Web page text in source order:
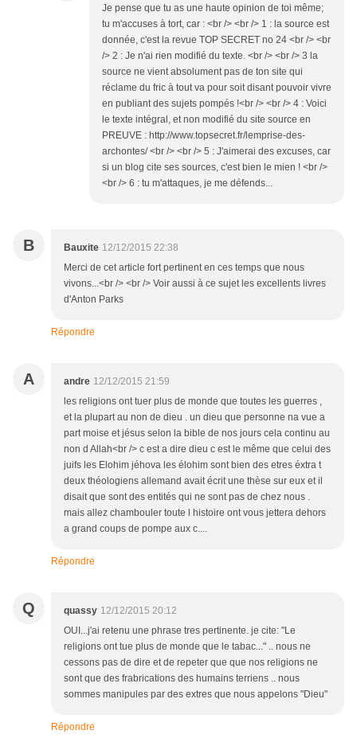
Je pense que tu as une haute opinion de toi même;
tu m'accuses à tort, car : <br /> <br /> 1 : la source est
donnée, c'est la revue TOP SECRET no 24 <br /> <br
/> 2 : Je n'ai rien modifié du texte. <br /> <br /> 3 la
source ne vient absolument pas de ton site qui
réclame du fric à tout va pour soit disant pouvoir vivre
en publiant des sujets pompés !<br /> <br /> 4 : Voici
le texte intégral, et non modifié du site source en
PREUVE : http://www.topsecret.fr/lemprise-des-
archontes/ <br /> <br /> 5 : J'aimerai des excuses, car
si un blog cite ses sources, c'est bien le mien ! <br />
<br /> 6 : tu m'attaques, je me défends...
B Bauxite 12/12/2015 22:38
Merci de cet article fort pertinent en ces temps que nous
vivons...<br /> <br /> Voir aussi à ce sujet les excellents livres
d'Anton Parks
Répondre
A andre 12/12/2015 21:59
les religions ont tuer plus de monde que toutes les guerres ,
et la plupart au non de dieu . un dieu que personne na vue a
part moise et jésus selon la bible de nos jours cela continu au
non d Allah<br /> c est a dire dieu c est le même que celui des
juifs les Elohim jéhova les élohim sont bien des etres éxtra t
deux théologiens allemand avait écrit une thèse sur eux et il
disait que sont des entités qui ne sont pas de chez nous .
mais allez chambouler toute l histoire ont vous jettera dehors
a grand coups de pompe aux c....
Répondre
Q quassy 12/12/2015 20:12
OUI...j'ai retenu une phrase tres pertinente. je cite: "Le
religions ont tue plus de monde que le tabac..." .. nous ne
cessons pas de dire et de repeter que que nos religions ne
sont que des frabrications des humains terriens .. nous
sommes manipules par des extres que nous appelons "Dieu"
Répondre